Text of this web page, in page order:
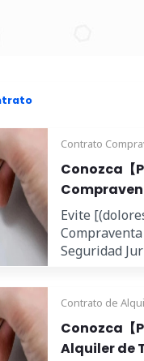
Contrato
Conozca【
Evite
Seguridad
Contrato de
Conozca【
Alquiler de